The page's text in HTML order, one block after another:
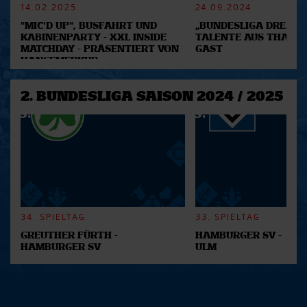
Abschnitt Einzelheiten
Wir verwenden Cookies, um Inhalte und Anzeigen zu
personalisieren, Funktionen für soziale Medien anbieten
analysieren. Außerdem geben wir Informationen zu Ihrer
soziale Medien, Werbung und Analysen weiter. Unsere
Partner führen diese Informationen möglicherweise mit
14.02.2025
"MIC'D UP", BUSFAHRT UND
KABINENPARTY - XXL INSIDE
MATCHDAY - PRÄSENTIERT VON
HANSEMERKUR
24.09.2024
„BUNDESLIGA DREAM
TALENTE AUS
GAST
2. BUNDESLIGA SAISON 2024 / 2025
34. SPIELTAG
GREUTHER FÜRTH -
HAMBURGER SV
33. SPIELTAG
HAMBURGER SV -
ULM